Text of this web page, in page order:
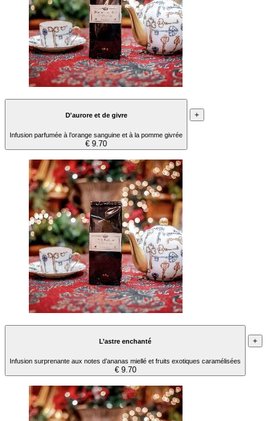
D'aurore et de givre
Infusion parfumée à l’orange sanguine et à la pomme givrée
€ 9.70
+
L’astre enchanté
Infusion surprenante aux notes d’ananas miellé et fruits exotiques caramélisées
€ 9.70
+